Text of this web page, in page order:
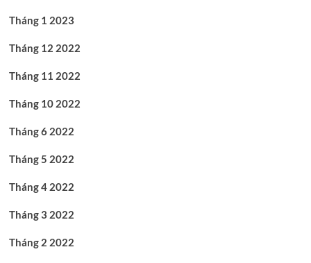
Tháng 1 2023
Tháng 12 2022
Tháng 11 2022
Tháng 10 2022
Tháng 6 2022
Tháng 5 2022
Tháng 4 2022
Tháng 3 2022
Tháng 2 2022